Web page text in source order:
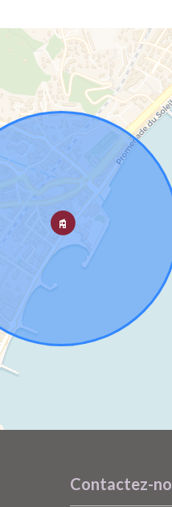
Contactez-